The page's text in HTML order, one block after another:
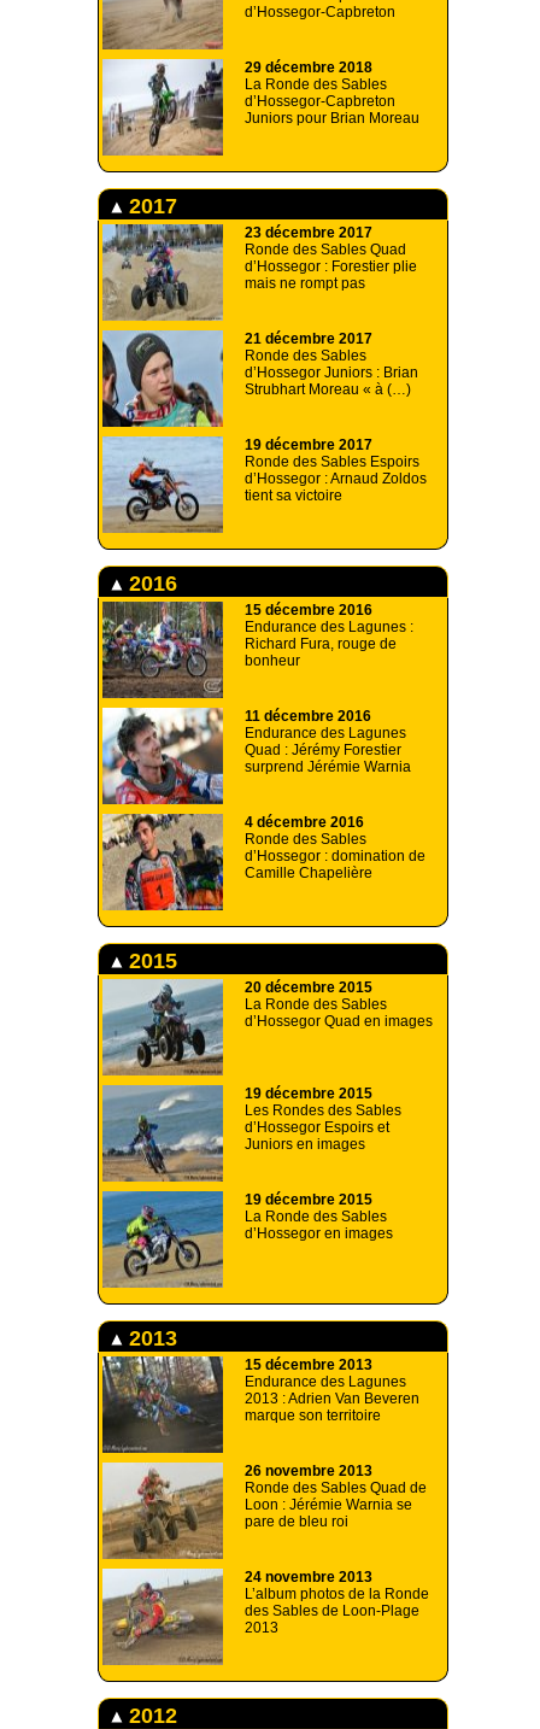
d’Hossegor-Capbreton
29 décembre 2018
La Ronde des Sables
d’Hossegor-Capbreton
Juniors pour Brian Moreau
2017
23 décembre 2017
Ronde des Sables Quad
d’Hossegor : Forestier plie
mais ne rompt pas
21 décembre 2017
Ronde des Sables
d’Hossegor Juniors : Brian
Strubhart Moreau « à (…)
19 décembre 2017
Ronde des Sables Espoirs
d’Hossegor : Arnaud Zoldos
tient sa victoire
2016
15 décembre 2016
Endurance des Lagunes :
Richard Fura, rouge de
bonheur
11 décembre 2016
Endurance des Lagunes
Quad : Jérémy Forestier
surprend Jérémie Warnia
4 décembre 2016
Ronde des Sables
d’Hossegor : domination de
Camille Chapelière
2015
20 décembre 2015
La Ronde des Sables
d’Hossegor Quad en images
19 décembre 2015
Les Rondes des Sables
d’Hossegor Espoirs et
Juniors en images
19 décembre 2015
La Ronde des Sables
d’Hossegor en images
2013
15 décembre 2013
Endurance des Lagunes
2013 : Adrien Van Beveren
marque son territoire
26 novembre 2013
Ronde des Sables Quad de
Loon : Jérémie Warnia se
pare de bleu roi
24 novembre 2013
L’album photos de la Ronde
des Sables de Loon-Plage
2013
2012